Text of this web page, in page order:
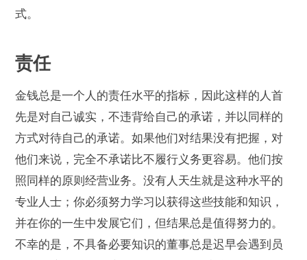
式。
责任
金钱总是一个人的责任水平的指标，因此这样的人首
先是对自己诚实，不违背给自己的承诺，并以同样的
方式对待自己的承诺。如果他们对结果没有把握，对
他们来说，完全不承诺比不履行义务更容易。他们按
照同样的原则经营业务。没有人天生就是这种水平的
专业人士；你必须努力学习以获得这些技能和知识，
并在你的一生中发展它们，但结果总是值得努力的。
不幸的是，不具备必要知识的董事总是迟早会遇到员